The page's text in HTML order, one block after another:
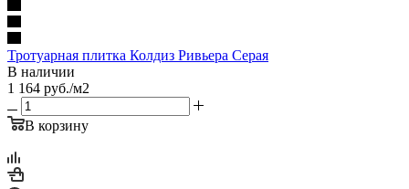
Тротуарная плитка Колдиз Ривьера Серая
В наличии
1 164 руб./м2
В корзину